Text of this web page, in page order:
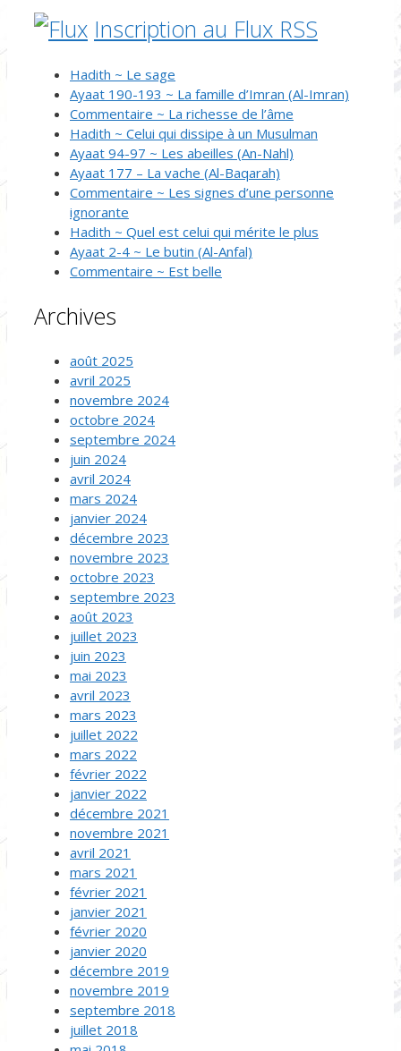
Inscription au Flux RSS
Hadith ~ Le sage
Ayaat 190-193 ~ La famille d’Imran (Al-Imran)
Commentaire ~ La richesse de l’âme
Hadith ~ Celui qui dissipe à un Musulman
Ayaat 94-97 ~ Les abeilles (An-Nahl)
Ayaat 177 – La vache (Al-Baqarah)
Commentaire ~ Les signes d’une personne
ignorante
Hadith ~ Quel est celui qui mérite le plus
Ayaat 2-4 ~ Le butin (Al-Anfal)
Commentaire ~ Est belle
Archives
août 2025
avril 2025
novembre 2024
octobre 2024
septembre 2024
juin 2024
avril 2024
mars 2024
janvier 2024
décembre 2023
novembre 2023
octobre 2023
septembre 2023
août 2023
juillet 2023
juin 2023
mai 2023
avril 2023
mars 2023
juillet 2022
mars 2022
février 2022
janvier 2022
décembre 2021
novembre 2021
avril 2021
mars 2021
février 2021
janvier 2021
février 2020
janvier 2020
décembre 2019
novembre 2019
septembre 2018
juillet 2018